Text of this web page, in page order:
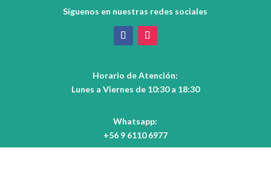
Síguenos en nuestras redes sociales
Horario de Atención:
Lunes a Viernes de 10:30 a 18:30
Whatsapp:
+56 9 6110 6977